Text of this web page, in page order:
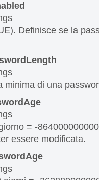
Definisce se la
minima di una
= -
essere modificata.